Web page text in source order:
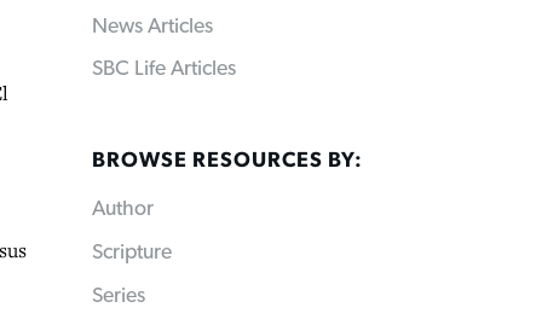
News Articles
SBC Life Articles
BROWSE RESOURCES BY:
Author
Scripture
Series